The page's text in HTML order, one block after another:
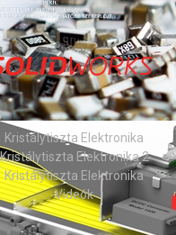
Kristálytiszta Elektronika
Kristálytiszta Elektronika 2
Kristálytiszta Elektronika
Videók